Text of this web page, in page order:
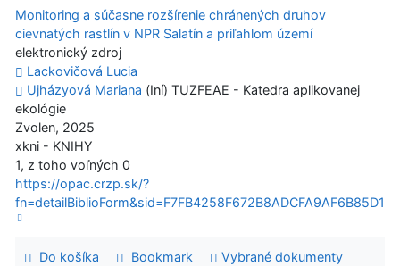
Monitoring a súčasne rozšírenie chránených druhov
cievnatých rastlín v NPR Salatín a priľahlom území
elektronický zdroj
Lackovičová Lucia
Ujházyová Mariana (Iní) TUZFEAE - Katedra aplikovanej
ekológie
Zvolen, 2025
xkni - KNIHY
1, z toho voľných 0
https://opac.crzp.sk/?
fn=detailBiblioForm&sid=F7FB4258F672B8ADCFA9AF6B85D1
Do košíka Bookmark Vybrané dokumenty